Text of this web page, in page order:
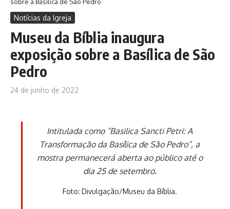
Notícias da Igreja
Museu da Bíblia inaugura
exposição sobre a Basílica de São
Pedro
24 de junho de 2022
Intitulada como “Basilica Sancti Petri: A
Transformação da Basílica de São Pedro”, a
mostra permanecerá aberta ao público até o
dia 25 de setembro.
Foto: Divulgação/Museu da Bíblia.